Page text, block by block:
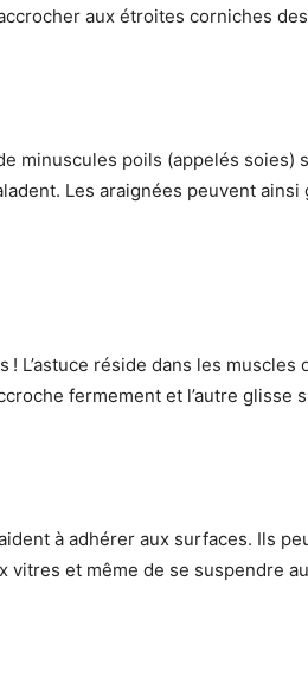
aux étroites corniches
minuscules poils (appelés soies)
Les araignées peuvent ainsi
L’astuce réside dans les muscles
fermement et l’autre glisse
à adhérer aux surfaces. Ils
vitres et même de se suspendre